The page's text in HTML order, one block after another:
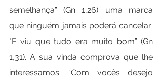
semelhança” (Gn 1,26): uma marca
que ninguém jamais poderá cancelar:
"E viu que tudo era muito bom” (Gn
1,31). A sua vinda comprova que lhe
interessamos. “Com vocês desejo